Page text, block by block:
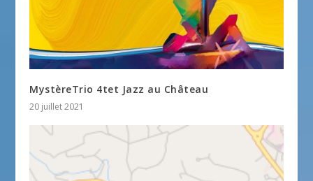
MystèreTrio 4tet Jazz au Château
20 juillet 2021